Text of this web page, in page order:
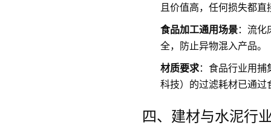
且价值高，任何损失都
食品加工通用场景：流化
全，防止异物混入产品。
材质要求：食品行业用
科技）的过滤耗材已通
四、建材与水泥行